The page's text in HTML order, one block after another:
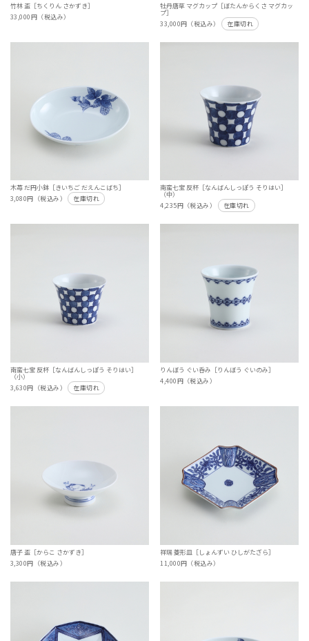
竹林 盃［ちくりん さかずき］
33,000円（税込み）
牡丹唐草 マグカップ［ぼたんからくさ マグカッ
プ］
33,000円（税込み）
在庫切れ
木苺 だ円小鉢［きいちご だえんこばち］
3,080円（税込み）
在庫切れ
南蛮七宝 反杯［なんばんしっぽう そりはい］
（中）
4,235円（税込み）
在庫切れ
南蛮七宝 反杯［なんばんしっぽう そりはい］
（小）
3,630円（税込み）
在庫切れ
りんぼう ぐい呑み［りんぼう ぐいのみ］
4,400円（税込み）
唐子 盃［からこ さかずき］
3,300円（税込み）
祥瑞 菱形皿［しょんずい ひしがたざら］
11,000円（税込み）